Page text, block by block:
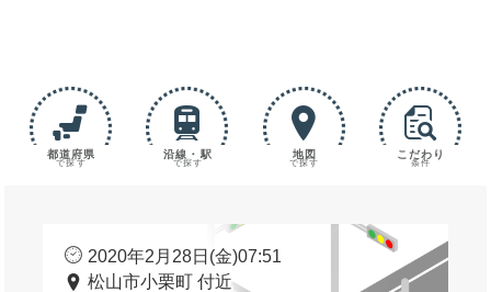
都道府県
で探す
沿線・駅
で探す
地図
で探す
こだわり
条件
2020年2月28日(金)07:51
松山市小栗町 付近